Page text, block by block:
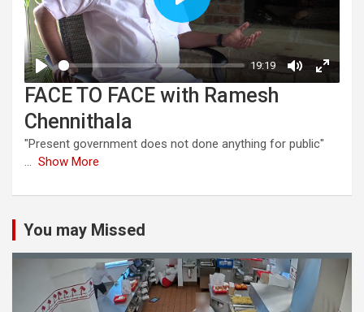
FACE TO FACE with Ramesh
Chennithala
"Present government does not done anything for public"
... Show More
You may Missed